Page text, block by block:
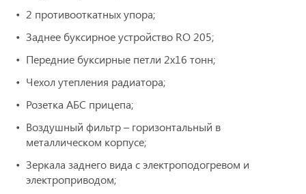
2 противооткатных упора;
Заднее буксирное устройство RO 205;
Передние буксирные петли 2х16 тонн;
Чехол утепления радиатора;
Розетка АБС прицепа;
Воздушный фильтр – горизонтальный в
металлическом корпусе;
Зеркала заднего вида с электроподогревом и
электроприводом;